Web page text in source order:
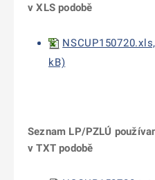
v XLS podobě
kB)
Seznam LP/PZLÚ
v TXT podobě